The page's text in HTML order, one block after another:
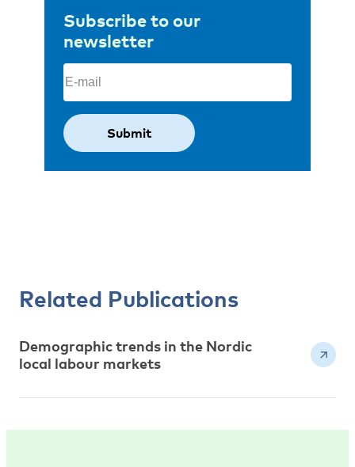
Subscribe to our
newsletter
Email
Related Publications
Demographic trends in the Nordic
local labour markets